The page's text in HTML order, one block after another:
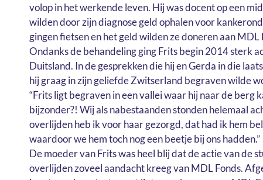
volop in het werkende leven. Hij was docent op een
wilden door zijn diagnose geld ophalen voor
gingen fietsen en het geld wilden ze doneren aan MDL
Ondanks de behandeling ging Frits begin 2014 sterk
Duitsland. In de gesprekken die hij en Gerda in die
hij graag in zijn geliefde Zwitserland begraven wilde
“Frits ligt begraven in een vallei waar hij naar de berg
bijzonder?! Wij als nabestaanden stonden helemaal
overlijden heb ik voor haar gezorgd, dat had ik hem
waardoor we hem toch nog een beetje bij ons hadden.”
De moeder van Frits was heel blij dat de actie van de
overlijden zoveel aandacht kreeg van MDL Fonds.